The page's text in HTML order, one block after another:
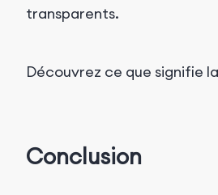
transparents.
Découvrez ce que signifie la
Conclusion